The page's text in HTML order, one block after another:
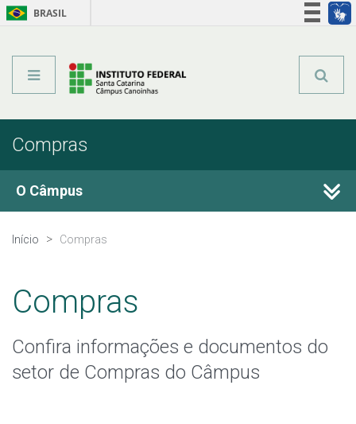
BRASIL
Compras
O Câmpus
Histórico
Infraestrutura
Editais
Início Compras
Compras
Confira informações e documentos do
setor de Compras do Câmpus